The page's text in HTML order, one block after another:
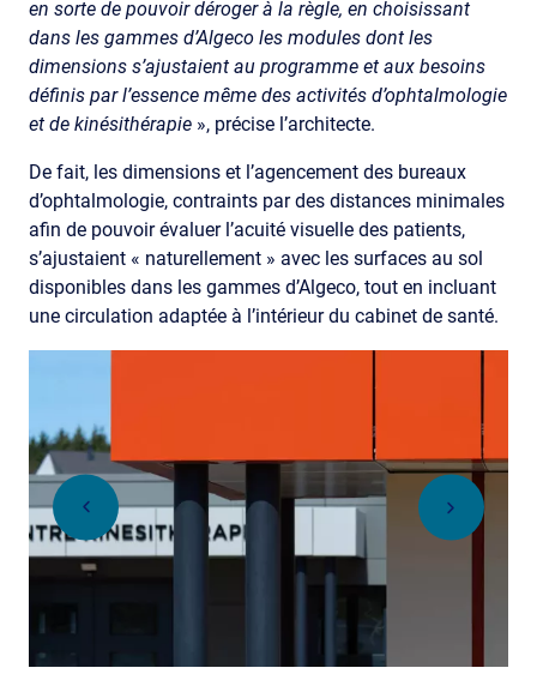
en sorte de pouvoir déroger à la règle, en choisissant
dans les gammes d’Algeco les modules dont les
dimensions s’ajustaient au programme et aux besoins
définis par l’essence même des activités d’ophtalmologie
et de kinésithérapie », précise l’architecte.
De fait, les dimensions et l’agencement des bureaux
d’ophtalmologie, contraints par des distances minimales
afin de pouvoir évaluer l’acuité visuelle des patients,
s’ajustaient « naturellement » avec les surfaces au sol
disponibles dans les gammes d’Algeco, tout en incluant
une circulation adaptée à l’intérieur du cabinet de santé.